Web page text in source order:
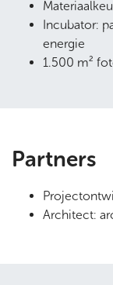
Incubator:
energie
1.500 m²
Partners
Architect: